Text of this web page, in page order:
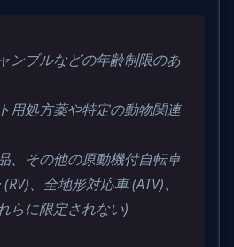
ンブルなどの年齢制限のあ
用処方薬や特定の動物関連
、その他の原動機付自転車
、全地形対応車 (ATV)、
らに限定されない)